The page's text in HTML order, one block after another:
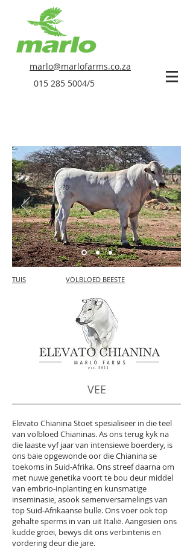
015 285 5004/5
marlo@marlofarms.co.za
TUIS VOLBLOED BEESTE
VEE
Elevato Chianina Stoet spesialiseer in die teel
van volbloed Chianinas. As ons terug kyk na
die laaste vyf jaar van intensiewe boerdery, is
ons baie opgewonde oor die Chianina se
toekoms in Suid-Afrika. Ons streef daarna om
met nuwe genetika voort te bou deur middel
van embrio-inplanting en kunsmatige
inseminasie, asook semenversamelings van
top Suid-Afrikaanse bulle. Ons voer ook top
gehalte sperms in van uit Italië. Aangesien ons
kudde groei, bewys dit ons verbintenis en
vordering deur die jare.